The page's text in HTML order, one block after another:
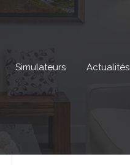
Simulateurs Actualités